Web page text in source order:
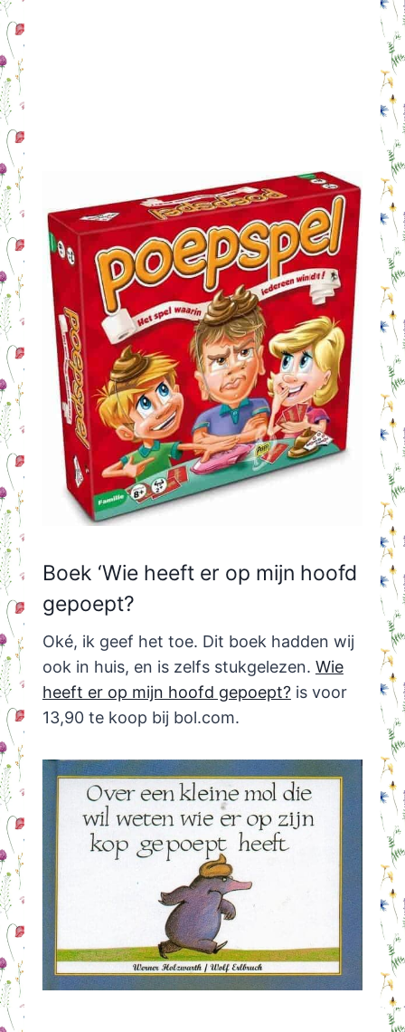
Boek ‘Wie heeft er op mijn hoofd
gepoept?
Oké, ik geef het toe. Dit boek hadden wij
ook in huis, en is zelfs stukgelezen. Wie
heeft er op mijn hoofd gepoept?is voor
13,90 te koop bij bol.com.